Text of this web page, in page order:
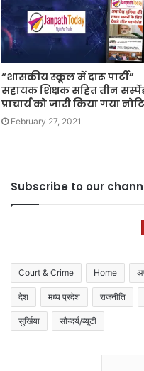
“शासकीय स्कूल में दारू पार्टी”
सहायक शिक्षक सहित तीन
प्राचार्य को जारी किया गया
February 27, 2021
Subscribe to our
Court & Crime Home
देश मध्य प्रदेश राजनीति
सुर्खिया सौन्दर्य/ब्यूटी